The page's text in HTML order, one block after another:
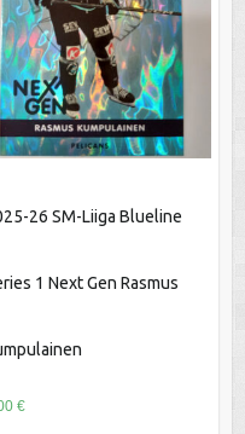
26 SM-Liiga Blueline
1 Next Gen Rasmus
€